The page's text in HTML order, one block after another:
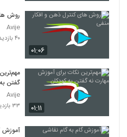
۰۱:۰۶
روش
Avije
۴۰ بازدید
۰۱:۱۱
گفتن
Avije
۳۳ بازدید
آموزش